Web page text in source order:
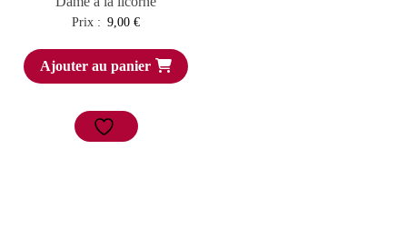
Prix : 9,00€
Ajouter au panier